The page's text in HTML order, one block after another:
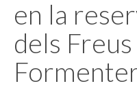
en la
dels